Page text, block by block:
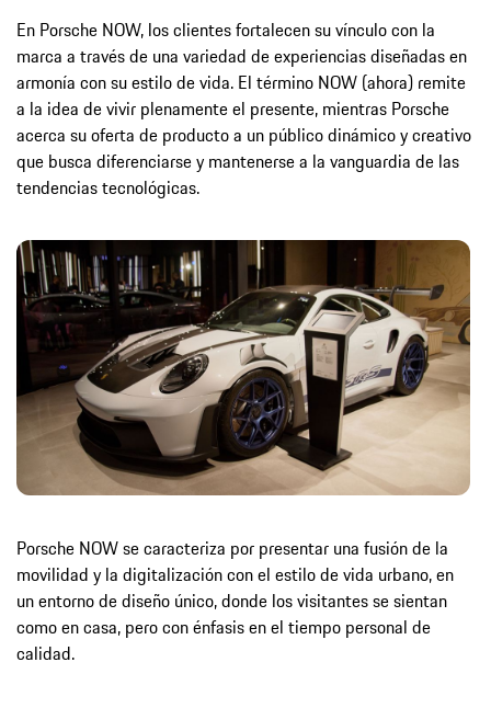
En Porsche NOW, los clientes fortalecen su vínculo con la
marca a través de una variedad de experiencias diseñadas en
armonía con su estilo de vida. El término NOW (ahora) remite
a la idea de vivir plenamente el presente, mientras Porsche
acerca su oferta de producto a un público dinámico y creativo
que busca diferenciarse y mantenerse a la vanguardia de las
tendencias tecnológicas.
Porsche NOW se caracteriza por presentar una fusión de la
movilidad y la digitalización con el estilo de vida urbano, en
un entorno de diseño único, donde los visitantes se sientan
como en casa, pero con énfasis en el tiempo personal de
calidad.